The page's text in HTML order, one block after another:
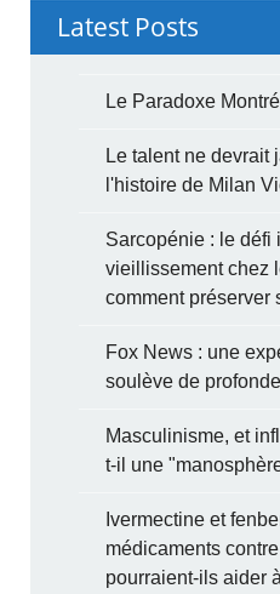
Latest Posts
Le Paradoxe
Le talent ne devrait
l'histoire de Milan
Sarcopénie : le défi
vieillissement chez
comment préserver
Fox News : une
soulève de
Masculinisme, et
t-il une
Ivermectine et
médicaments
pourraient-ils aider